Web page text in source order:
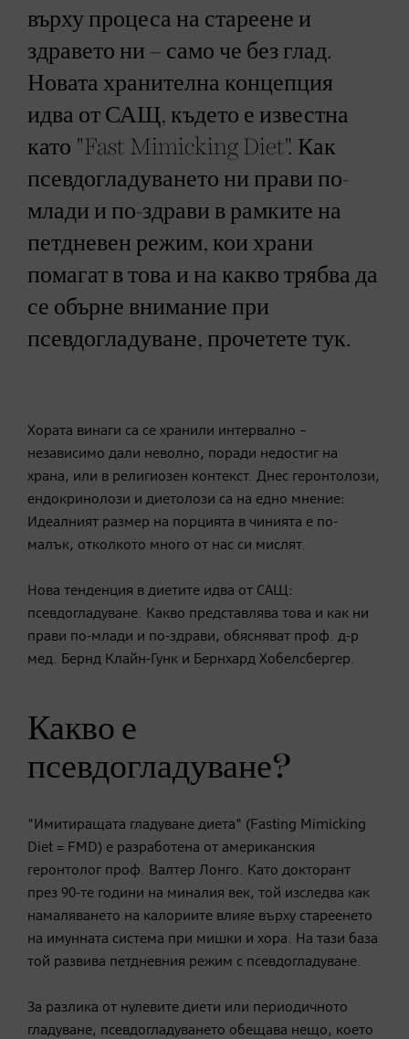
върху процеса на стареене и
здравето ни – само че без глад.
Новата хранителна концепция
идва от САЩ, където е известна
като "Fast Mimicking Diet". Как
псевдогладуването ни прави по-
млади и по-здрави в рамките на
петдневен режим, кои храни
помагат в това и на какво трябва да
се обърне внимание при
псевдогладуване, прочетете тук.
Хората винаги са се хранили интервално –
независимо дали неволно, поради недостиг на
храна, или в религиозен контекст. Днес геронтолози,
ендокринолози и диетолози са на едно мнение:
Идеалният размер на порцията в чинията е по-
малък, отколкото много от нас си мислят.
Нова тенденция в диетите идва от САЩ:
псевдогладуване. Какво представлява това и как ни
прави по-млади и по-здрави, обясняват проф. д-р
мед. Бернд Клайн-Гунк и Бернхард Хобелсбергер.
Какво е
псевдогладуване?
"Имитиращата гладуване диета" (Fasting Mimicking
Diet = FMD) е разработена от американския
геронтолог проф. Валтер Лонго. Като докторант
през 90-те години на миналия век, той изследва как
намаляването на калориите влияе върху стареенето
на имунната система при мишки и хора. На тази база
той развива петдневния режим с псевдогладуване.
За разлика от нулевите диети или периодичното
гладуване, псевдогладуването обещава нещо, което